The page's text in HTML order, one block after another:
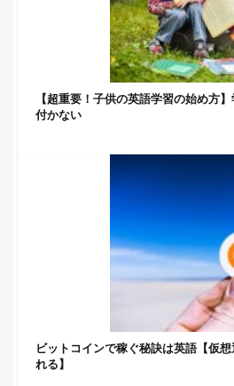
【超重要！子供の英語学習の始め方
付かない
ビットコインで稼ぐ秘訣は英語【仮
れる】